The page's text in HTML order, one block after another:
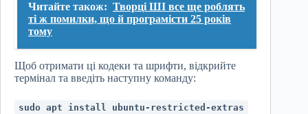
Читайте також: Творці ШІ все ще роблять
ті ж помилки, що й програмісти 25 років
тому
Щоб отримати ці кодеки та шрифти, відкрийте
термінал та введіть наступну команду:
sudo apt install ubuntu‑restricted‑extras